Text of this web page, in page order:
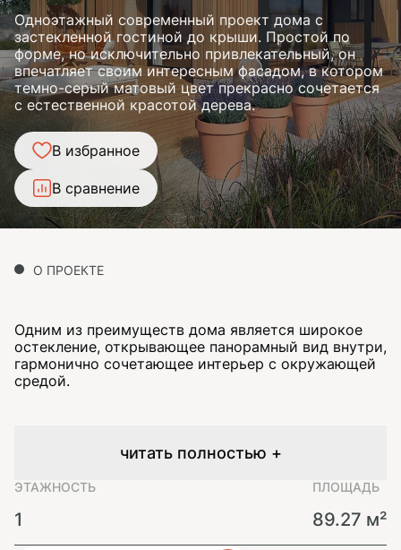
Одноэтажный современный проект дома с
застекленной гостиной до крыши. Простой по
форме, но исключительно привлекательный, он
впечатляет своим интересным фасадом, в котором
темно-серый матовый цвет прекрасно сочетается
с естественной красотой дерева.
В избранное
В сравнение
О ПРОЕКТЕ
Одним из преимуществ дома является широкое
остекление, открывающее панорамный вид внутри,
гармонично сочетающее интерьер с окружающей
средой.
читать полностью +
ЭТАЖНОСТЬ
1
ПЛОЩАДЬ
89.27 м²